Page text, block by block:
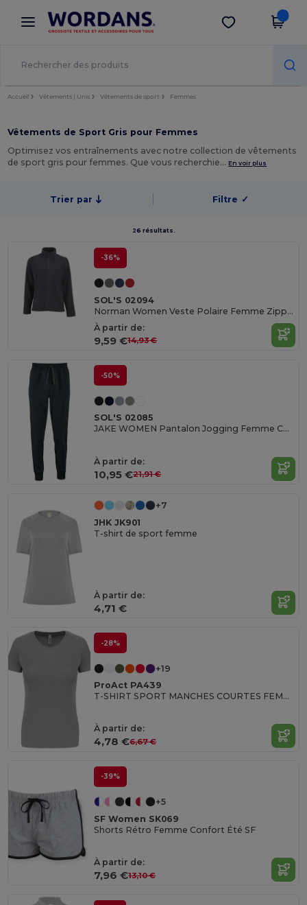
× Appli Wordans
Meilleurs prix sur l’app !
Obtenir l'appli
Accueil Vêtements | Unis Vêtements de sport Femmes
Vêtements de Sport Gris pour Femmes
Optimisez vos entraînements avec notre collection de vêtements
de sport gris pour femmes. Que vous recherchie… En voir plus
Trier par Filtre ✓
26 résultats.
-36%
SOL'S 02094
Norman Women Veste Polaire Femme Zippée
À partir de:
9,59 €14,93 €
-50%
SOL'S 02085
JAKE WOMEN Pantalon Jogging Femme Coupe Slim
À partir de:
10,95 €21,91 €
+7
JHK JK901
T-shirt de sport femme
À partir de:
4,71 €
-28%
+19
ProAct PA439
T-SHIRT SPORT MANCHES COURTES FEMME
À partir de:
4,78 €6,67 €
-39%
+5
SF Women SK069
Shorts Rétro Femme Confort Été SF
À partir de:
7,96 €13,10 €